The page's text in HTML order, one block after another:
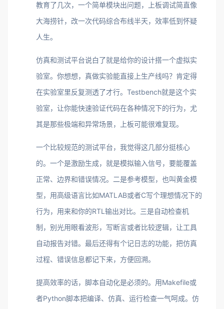
教育了几次，一个简单模块出问题，上板调试简直像
大海捞针，改一次代码综合布线半天，效率低到怀疑
人生。
仿真和测试平台说白了就是给你的设计搭一个虚拟实
验室。你想想，真做实验能直接上生产线吗？肯定得
在实验室里反复测透了才行。Testbench就是这个实
验室，让你能快速验证代码在各种情况下的行为，尤
其是那些极端和异常场景，上板可能很难复现。
一个比较规范的测试平台，我觉得这几部分挺核心
的。一个是激励生成，就是模拟输入信号，要能覆盖
正常、边界和错误情况。二是参考模型，也叫黄金模
型，用高级语言比如MATLAB或者C写个理想情况下的
行为，用来和你的RTL输出对比。三是自动检查机
制，别光用眼看波形，写断言或者比较逻辑，让工具
自动报告对错。最后还得有个记日志的功能，把仿真
过程、错误信息都记下来，方便回溯。
提高效率的话，脚本自动化是必须的。用Makefile或
者Python脚本把编译、仿真、运行检查一气呵成。仿